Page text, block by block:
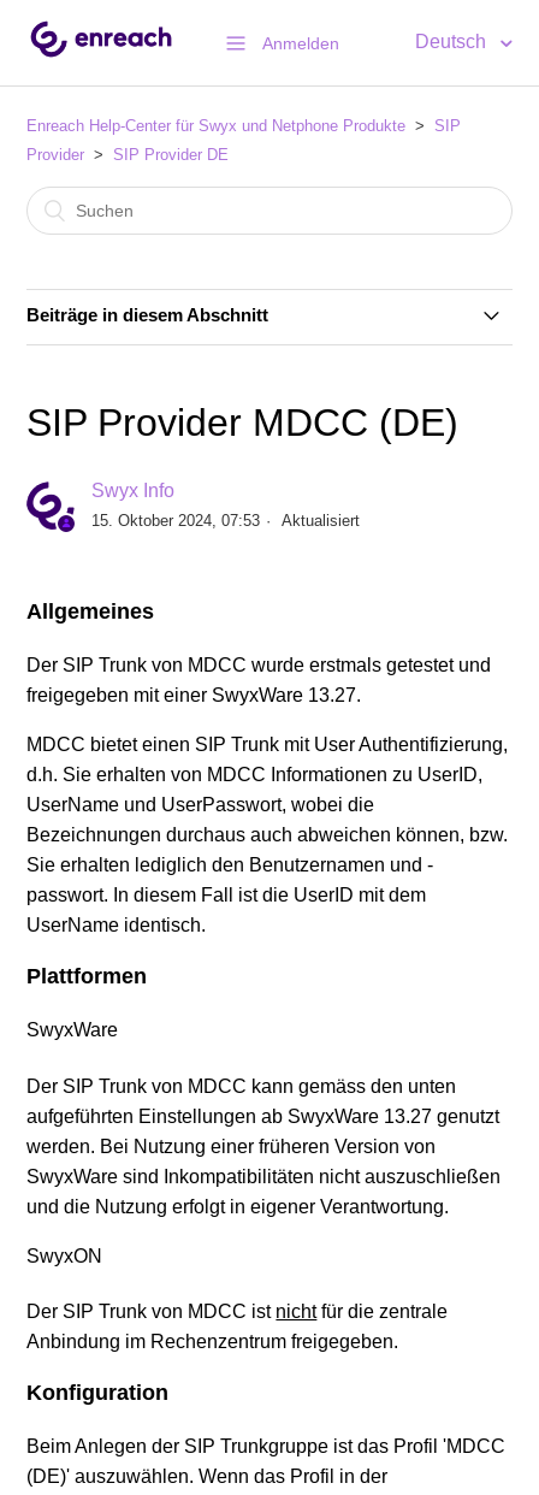
Anmelden Deutsch
Enreach Help-Center für Swyx und Netphone Produkte
SIP
Provider
SIP Provider DE
Beiträge in diesem Abschnitt
SIP Provider 1&1 Voice SIP (DE)
SIP Provider Autphone (DE)
SIP Provider callio.net (AT/DE)
SIP Provider COLT (DE)
SIP Provider Deutsche Telefon (DE)
SIP Provider Deutsche Telekom, Call & Surf
Connection (DE)
SIP Provider Deutsche Telekom, CompanyFlex (DE)
Weitere anzeigen
SIP Provider MDCC (DE)
Swyx Info
15. Oktober 2024, 07:53 Aktualisiert
Allgemeines
Der SIP Trunk von MDCC wurde erstmals getestet und
freigegeben mit einer SwyxWare 13.27.
MDCC bietet einen SIP Trunk mit User Authentifizierung,
d.h. Sie erhalten von MDCC Informationen zu UserID,
UserName und UserPasswort, wobei die
Bezeichnungen durchaus auch abweichen können, bzw.
Sie erhalten lediglich den Benutzernamen und -
passwort. In diesem Fall ist die UserID mit dem
UserName identisch.
Plattformen
SwyxWare
Der SIP Trunk von MDCC kann gemäss den unten
aufgeführten Einstellungen ab SwyxWare 13.27 genutzt
werden. Bei Nutzung einer früheren Version von
SwyxWare sind Inkompatibilitäten nicht auszuschließen
und die Nutzung erfolgt in eigener Verantwortung.
SwyxON
Der SIP Trunk von MDCC ist nicht für die zentrale
Anbindung im Rechenzentrum freigegeben.
Konfiguration
Beim Anlegen der SIP Trunkgruppe ist das Profil 'MDCC
(DE)' auszuwählen. Wenn das Profil in der